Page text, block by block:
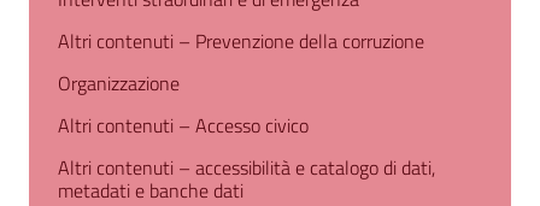
Altri contenuti – Prevenzione della corruzione
Organizzazione
Altri contenuti – Accesso civico
Altri contenuti – accessibilità e catalogo di dati,
metadati e banche dati